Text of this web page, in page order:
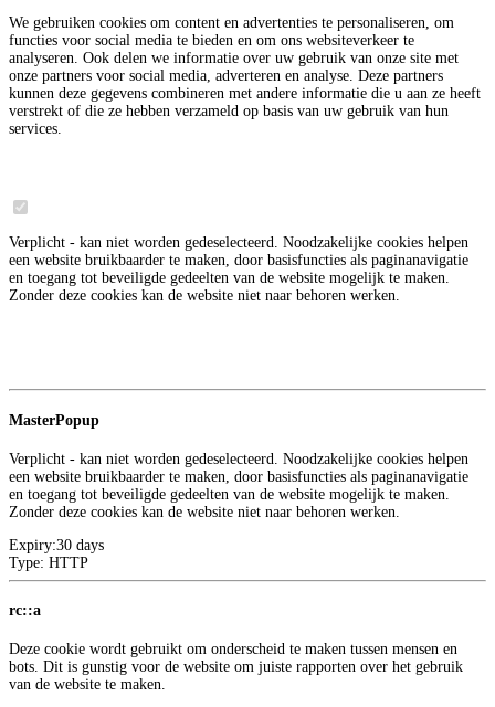
We gebruiken cookies om content en advertenties te personaliseren, om
functies voor social media te bieden en om ons websiteverkeer te
analyseren. Ook delen we informatie over uw gebruik van onze site met
onze partners voor social media, adverteren en analyse. Deze partners
kunnen deze gegevens combineren met andere informatie die u aan ze heeft
verstrekt of die ze hebben verzameld op basis van uw gebruik van hun
services.
Verplicht - kan niet worden gedeselecteerd. Noodzakelijke cookies helpen
een website bruikbaarder te maken, door basisfuncties als paginanavigatie
en toegang tot beveiligde gedeelten van de website mogelijk te maken.
Zonder deze cookies kan de website niet naar behoren werken.
MasterPopup
Verplicht - kan niet worden gedeselecteerd. Noodzakelijke cookies helpen
een website bruikbaarder te maken, door basisfuncties als paginanavigatie
en toegang tot beveiligde gedeelten van de website mogelijk te maken.
Zonder deze cookies kan de website niet naar behoren werken.
Expiry:30 days
Type: HTTP
rc::a
Deze cookie wordt gebruikt om onderscheid te maken tussen mensen en
bots. Dit is gunstig voor de website om juiste rapporten over het gebruik
van de website te maken.